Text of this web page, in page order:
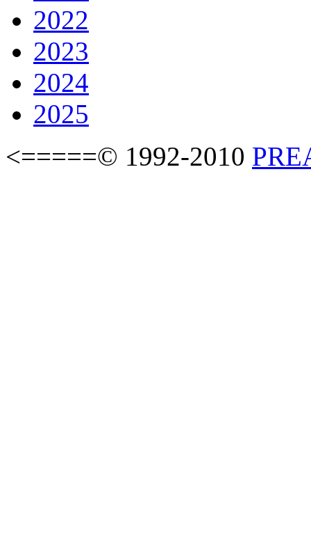
2022
2023
2024
2025
<=====© 1992-2010